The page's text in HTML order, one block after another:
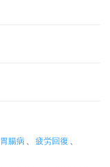
胃腸病 疲労回復